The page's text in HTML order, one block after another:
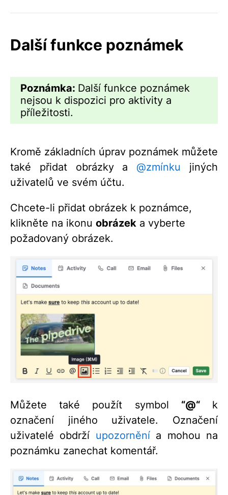
Další funkce poznámek
Poznámka: Další funkce poznámek
nejsou k dispozici pro aktivity a
příležitosti.
Kromě základních úprav poznámek můžete
také přidat obrázky a @zmínku jiných
uživatelů ve svém účtu.
Chcete-li přidat obrázek k poznámce,
klikněte na ikonu obrázek a vyberte
požadovaný obrázek.
Můžete také použít symbol “@“k
označení jiného uživatele. Označení
uživatelé obdrží upozorněnía mohou na
poznámku zanechat komentář.